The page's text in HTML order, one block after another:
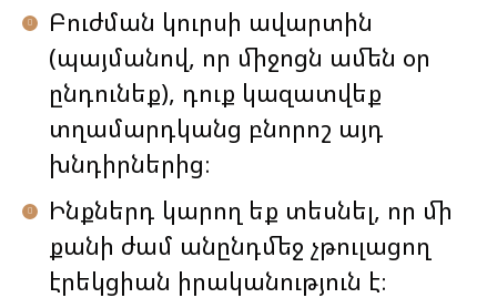
Բուժման կուրսի ավարտին
(պայմանով, որ միջոցն ամեն օր
ընդունեք), դուք կազատվեք
տղամարդկանց բնորոշ այդ
խնդիրներից։
Ինքներդ կարող եք տեսնել, որ մի
քանի ժամ անընդմեջ չթուլացող
էրեկցիան իրականություն է։